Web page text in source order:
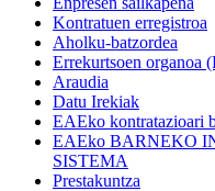
Kontratuen erregistroa
Aholku-batzordea
Errekurtsoen organoa
Araudia
Datu Irekiak
EAEko kontratazioari
EAEko BARNEKO
SISTEMA
Prestakuntza